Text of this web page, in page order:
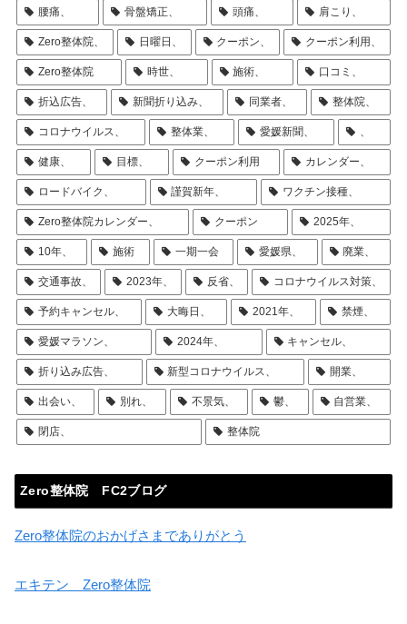
腰痛、 骨盤矯正、 頭痛、 肩こり、
Zero整体院、 日曜日、 クーポン、 クーポン利用、
Zero整体院 時世、 施術、 口コミ、
折込広告、 新聞折り込み、 同業者、 整体院、
コロナウイルス、 整体業、 愛媛新聞、
健康、 目標、 クーポン利用 カレンダー、
ロードバイク、 謹賀新年、 ワクチン接種、
Zero整体院カレンダー、 クーポン 2025年、
10年、 施術 一期一会 愛媛県、 廃業、
交通事故、 2023年、 反省、 コロナウイルス対策、
予約キャンセル、 大晦日、 2021年、 禁煙、
愛媛マラソン、 2024年、 キャンセル、
折り込み広告、 新型コロナウイルス、 開業、
出会い、 別れ、 不景気、 鬱、 自営業、
閉店、 整体院
Zero整体院 FC2ブログ
Zero整体院のおかげさまでありがとう
エキテン Zero整体院